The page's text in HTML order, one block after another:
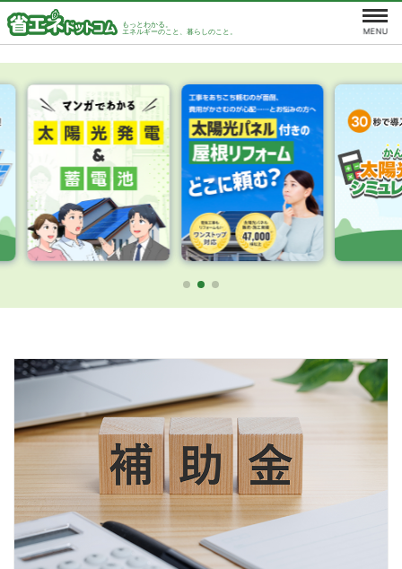
もっとわかる。
エネルギーのこと、暮らしのこと。